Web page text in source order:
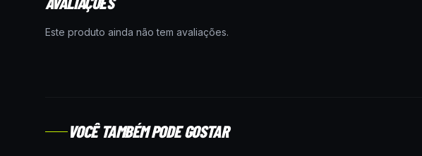
Este produto ainda não tem avaliações.
VOCÊ TAMBÉM PODE GOSTAR